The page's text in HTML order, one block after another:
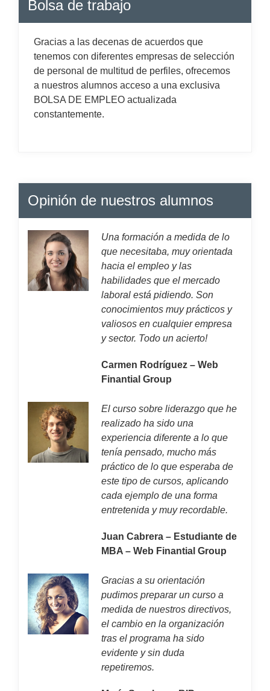
Bolsa de trabajo
Gracias a las decenas de acuerdos que
tenemos con diferentes empresas de selección
de personal de multitud de perfiles, ofrecemos
a nuestros alumnos acceso a una exclusiva
BOLSA DE EMPLEO actualizada
constantemente.
Opinión de nuestros alumnos
Una formación a medida de lo
que necesitaba, muy orientada
hacia el empleo y las
habilidades que el mercado
laboral está pidiendo. Son
conocimientos muy prácticos y
valiosos en cualquier empresa
y sector. Todo un acierto!
Carmen Rodríguez – Web
Finantial Group
El curso sobre liderazgo que he
realizado ha sido una
experiencia diferente a lo que
tenía pensado, mucho más
práctico de lo que esperaba de
este tipo de cursos, aplicando
cada ejemplo de una forma
entretenida y muy recordable.
Juan Cabrera – Estudiante de
MBA – Web Finantial Group
Gracias a su orientación
pudimos preparar un curso a
medida de nuestros directivos,
el cambio en la organización
tras el programa ha sido
evidente y sin duda
repetiremos.